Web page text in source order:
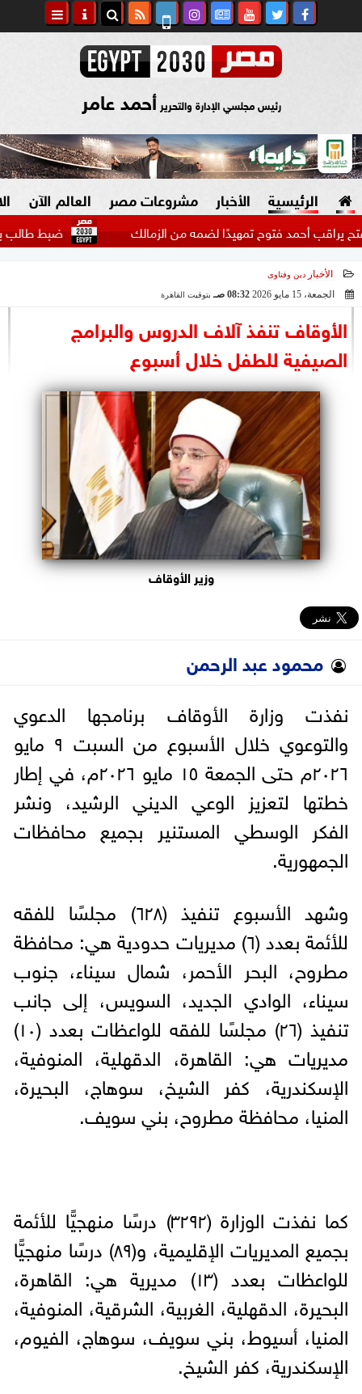
رئيس مجلسي الإدارة والتحرير أحمد عامر
الرئيسية الأخبار
السياسة
الرئاسة
البرلمان
الوزارات
الأحزاب
مشروعات مصر
صنع في مصر
العالم الآن
ضبط طالب فتوح تمهيدًا لضمه من الزمالك
الأخبار دين وفتاوى
الجمعة، 15 مايو 2026 08:32 صـ بتوقيت القاهرة
الأوقاف تنفذ آلاف الدروس والبرامج
الصيفية للطفل خلال أسبوع
وزير الأوقاف
محمود عبد الرحمن
نفذت وزارة الأوقاف برنامجها الدعوي
والتوعوي خلال الأسبوع من السبت ٩ مايو
٢٠٢٦م حتى الجمعة ١٥ مايو ٢٠٢٦م، في إطار
خطتها لتعزيز الوعي الديني الرشيد، ونشر
الفكر الوسطي المستنير بجميع محافظات
الجمهورية.
وشهد الأسبوع تنفيذ (٦٢٨) مجلسًا للفقه
للأئمة بعدد (٦) مديريات حدودية هي: محافظة
مطروح، البحر الأحمر، شمال سيناء، جنوب
سيناء، الوادي الجديد، السويس، إلى جانب
تنفيذ (٢٦) مجلسًا للفقه للواعظات بعدد (١٠)
مديريات هي: القاهرة، الدقهلية، المنوفية،
الإسكندرية، كفر الشيخ، سوهاج، البحيرة،
المنيا، محافظة مطروح، بني سويف.
كما نفذت الوزارة (٣٢٩٢) درسًا منهجيًّا للأئمة
بجميع المديريات الإقليمية، و(٨٩) درسًا منهجيًّا
للواعظات بعدد (١٣) مديرية هي: القاهرة،
البحيرة، الدقهلية، الغربية، الشرقية، المنوفية،
المنيا، أسيوط، بني سويف، سوهاج، الفيوم،
الإسكندرية، كفر الشيخ.